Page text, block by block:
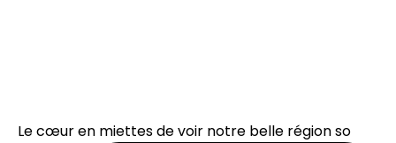
Le cœur en miettes de voir notre belle région so